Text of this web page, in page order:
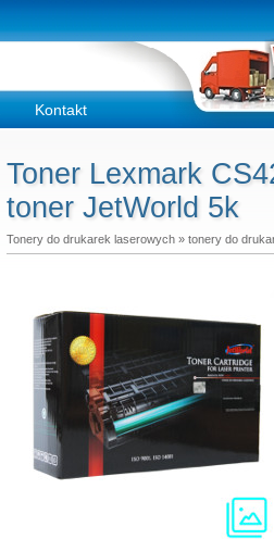
Kontakt
Toner Lexmark
toner JetWorld 5k
Tonery do drukarek laserowych » tonery do